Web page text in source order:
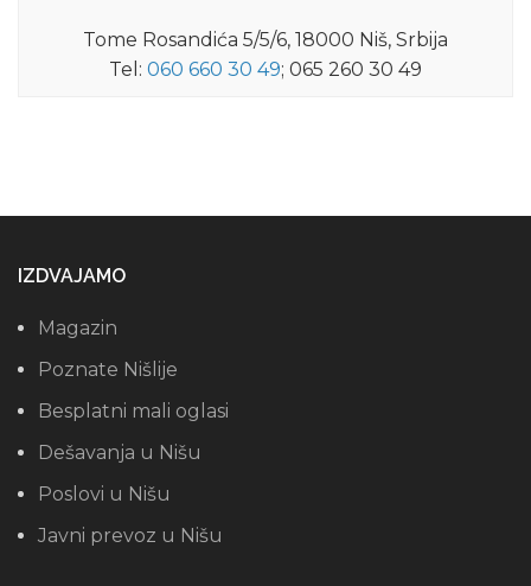
Tome Rosandića 5/5/6, 18000 Niš, Srbija
Tel: 060 660 30 49; 065 260 30 49
IZDVAJAMO
Magazin
Poznate Nišlije
Besplatni mali oglasi
Dešavanja u Nišu
Poslovi u Nišu
Javni prevoz u Nišu